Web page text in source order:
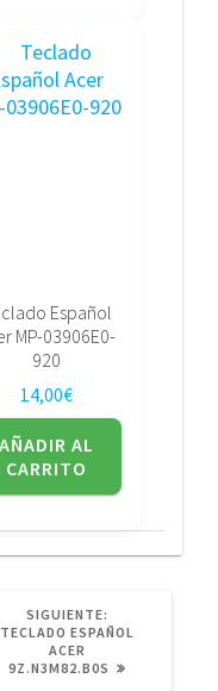
Español
MP-03906E0-
920
14,00€
AÑADIR AL
CARRITO
SIGUIENTE:
POST:
TECLADO ESPAÑOL
ACER
9Z.N3M82.B0S